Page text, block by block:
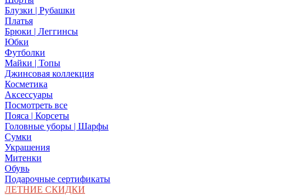
Блузки | Рубашки
Платья
Брюки | Леггинсы
Юбки
Футболки
Майки | Топы
Джинсовая коллекция
Косметика
Аксессуары
Посмотреть все
Пояса | Корсеты
Головные уборы | Шарфы
Сумки
Украшения
Митенки
Обувь
Подарочные сертификаты
ЛЕТНИЕ СКИДКИ